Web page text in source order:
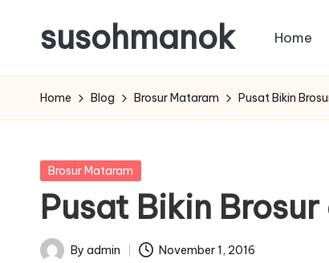
content
susohmanok Home
Home Blog Brosur Mataram Pusat Bikin
Posted
Brosur Mataram
Pusat Bikin
Posted
By admin November 1, 2016